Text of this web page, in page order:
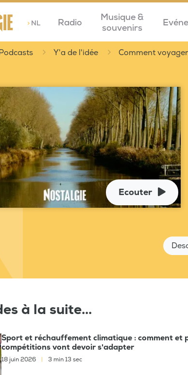
>NL Radio
Musique &
souvenirs
Y'a de l'idée Comment
Ecouter
à la suite...
Sport et réchauffement climatique : comment et
compétitions vont devoir s'adapter
18 juin 2026 3 min 13 sec